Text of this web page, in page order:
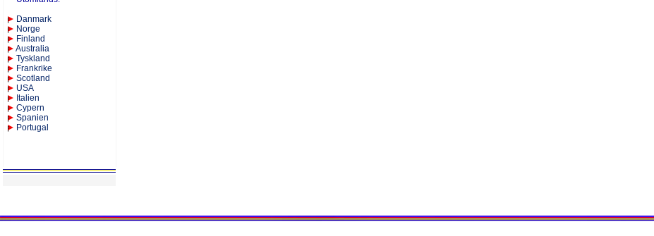
Danmark
Norge
Finland
Australia
Tyskland
Frankrike
Scotland
USA
Italien
Cypern
Spanien
Portugal